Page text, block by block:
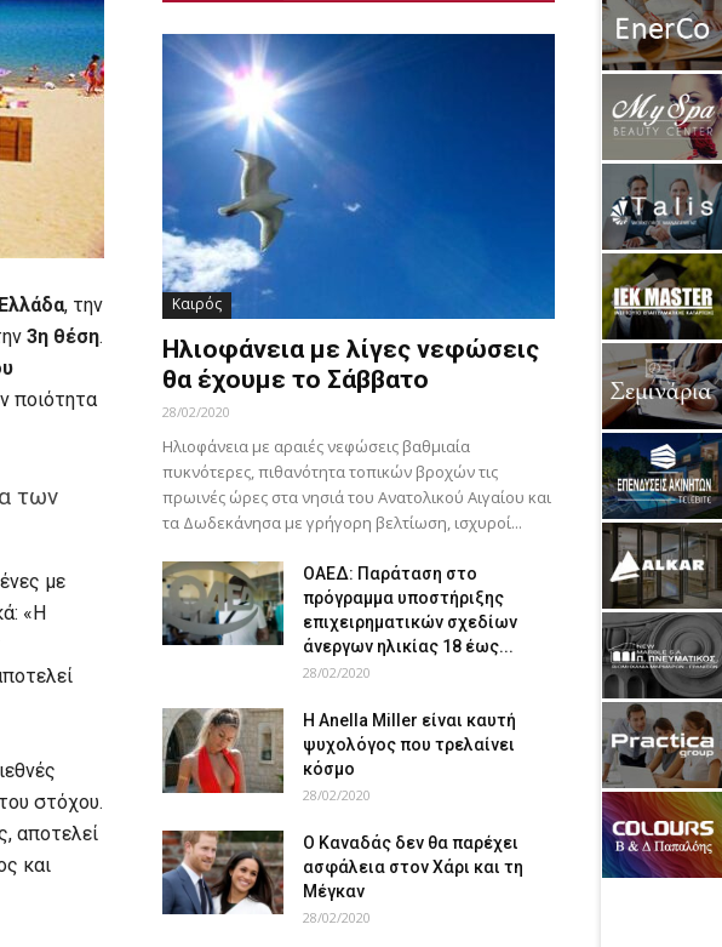
Ελλάδα, την
3η θέση.
ποιότητα
των
με
«Η
στόχου.
αποτελεί
και
Καιρός
Ηλιοφάνεια με λίγες νεφώσεις
θα έχουμε το Σάββατο
28/02/2020
Ηλιοφάνεια με αραιές νεφώσεις βαθμιαία
πυκνότερες, πιθανότητα τοπικών βροχών τις
πρωινές ώρες στα νησιά του Ανατολικού Αιγαίου και
τα Δωδεκάνησα με γρήγορη βελτίωση, ισχυροί...
ΟΑΕΔ: Παράταση στο
πρόγραμμα υποστήριξης
επιχειρηματικών σχεδίων
άνεργων ηλικίας 18 έως...
28/02/2020
Η Anella Miller είναι καυτή
ψυχολόγος που τρελαίνει
κόσμο
28/02/2020
Ο Καναδάς δεν θα παρέχει
ασφάλεια στον Χάρι και τη
Μέγκαν
28/02/2020